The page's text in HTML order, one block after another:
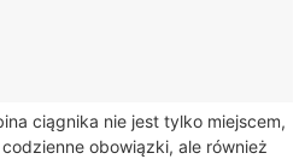
ciągnika nie jest tylko miejscem,
obowiązki, ale również